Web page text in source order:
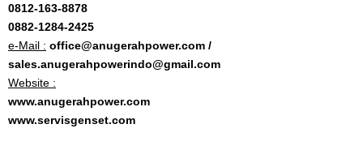
0812-163-8878
0882-1284-2425
e-Mail : office@anugerahpower.com /
sales.anugerahpowerindo@gmail.com
Website :
www.anugerahpower.com
www.servisgenset.com